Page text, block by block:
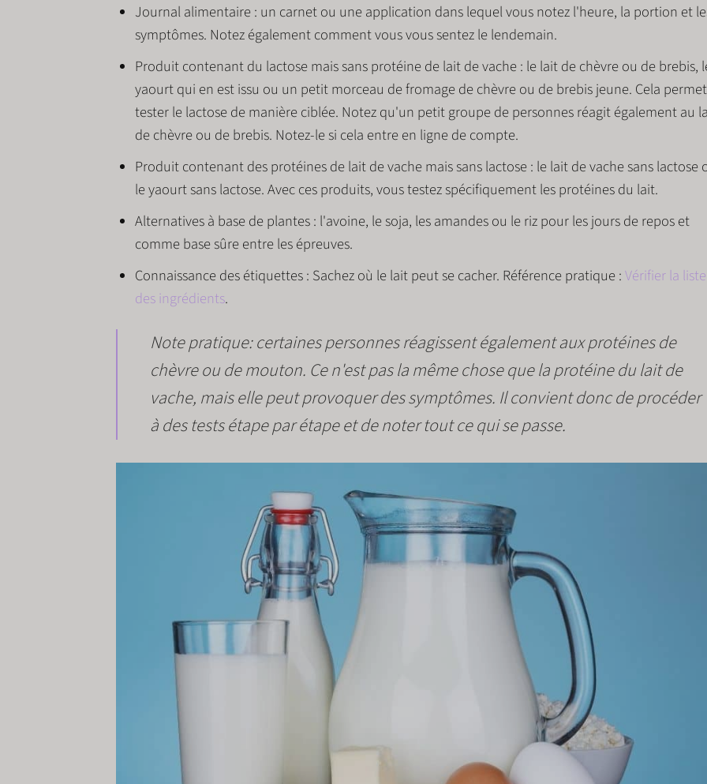
Journal alimentaire : un carnet ou une application dans lequel vous notez l'heure, la portion et
symptômes. Notez également comment vous vous sentez le lendemain.
Produit contenant du lactose mais sans protéine de lait de vache : le lait de chèvre ou de brebis,
yaourt qui en est issu ou un petit morceau de fromage de chèvre ou de brebis jeune. Cela
tester le lactose de manière ciblée. Notez qu'un petit groupe de personnes réagit également au
de chèvre ou de brebis. Notez-le si cela entre en ligne de compte.
Produit contenant des protéines de lait de vache mais sans lactose : le lait de vache sans lactose
le yaourt sans lactose. Avec ces produits, vous testez spécifiquement les protéines du lait.
Alternatives à base de plantes : l'avoine, le soja, les amandes ou le riz pour les jours de repos et
comme base sûre entre les épreuves.
Connaissance des étiquettes : Sachez où le lait peut se cacher. Référence pratique :Vérifier la liste
des ingrédients.
Note pratique: certaines personnes réagissent également auxprotéines de
chèvre ou de mouton. Ce n'est pas la même chose que la protéine du lait de
vache, mais elle peut provoquer des symptômes. Il convient donc de procéder
à des tests étape par étape et de noter tout ce qui se passe.